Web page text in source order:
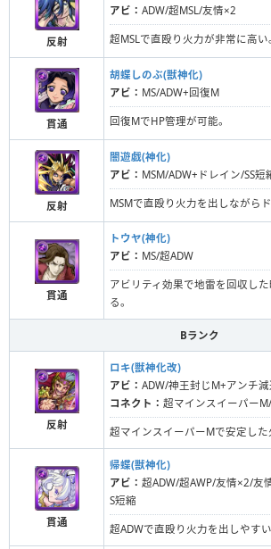
反射
アビ： ADW/超MSL/友情×2
超MSLで直殴り火力が非常に高い
貫通
胡蝶しのぶ(獣神化)
アビ： MS/ADW+回復M
回復MでHP管理が可能。
反射
闇遊戯(神化)
アビ： MSM/ADW+ドレイン/SS短
MSMで直殴り火力を出しながら
貫通
トウヤ(神化)
アビ： MS/超ADW
アビリティ効果で地雷を回収し
る。
Bランク
反射
ロキ(獣神化改)
アビ： ADW/神王封じM+アンチ減
コネクト： 超マインスイーパー
超マインスイーパーMで安定した
貫通
帰蝶(獣神化)
アビ： 超ADW/超AWP/友情×2/友
S短縮
超ADWで直殴り火力を出しやすい